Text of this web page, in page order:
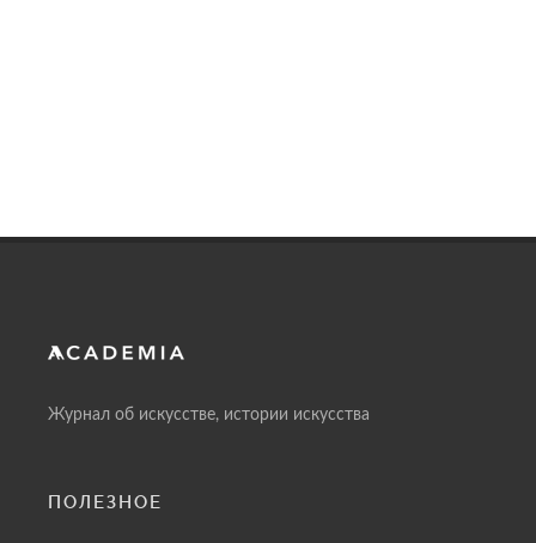
Журнал об искусстве, истории искусства
ПОЛЕЗНОЕ